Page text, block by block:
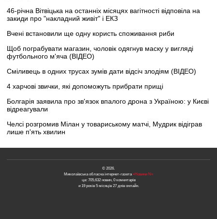
46-річна Вітвіцька на останніх місяцях вагітності відповіла на
закиди про "накладний живіт" і ЕКЗ
Вчені встановили ще одну користь споживання риби
Щоб пограбувати магазин, чоловік одягнув маску у вигляді
футбольного м'яча (ВІДЕО)
Сміливець в одних трусах зумів дати відсіч злодіям (ВІДЕО)
4 харчові звички, які допоможуть прибрати прищі
Болгарія заявила про зв'язок впалого дрона з Україною: у Києві
відреагували
Челсі розгромив Мілан у товариському матчі, Мудрик відіграв
лише п'ять хвилин
© 2026.
Миколаївська обласна інтернет-газета «Новини N»
це: 705,632 новин, 0 коментарів
и 19 років 5 місяців 27 днів онлайн.